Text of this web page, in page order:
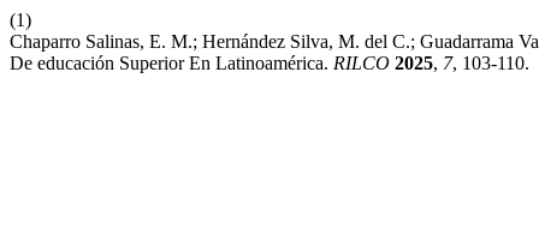
(1)
Chaparro Salinas, E. M.; Hernández Silva, M. del C.; Guadarrama
De educación Superior En Latinoamérica. RILCO 2025, 7, 103-110.